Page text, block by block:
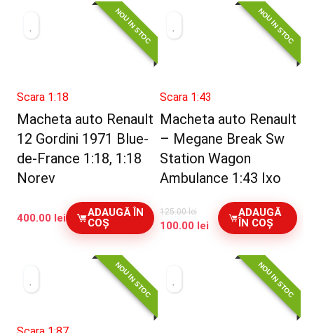
NOU IN STOC
Scara 1:18
Macheta auto Renault
12 Gordini 1971 Blue-
de-France 1:18, 1:18
Norev
400.00 lei
ADAUGĂ ÎN
COȘ
NOU IN STOC
Scara 1:43
Macheta auto Renault
– Megane Break Sw
Station Wagon
Ambulance 1:43 Ixo
125.00lei
Prețul
100.00 lei Prețul
100.00 lei.
ADAUGĂ
ÎN COȘ
NOU IN STOC NOU IN STOC